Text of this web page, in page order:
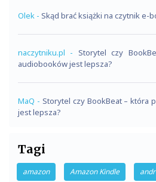
Olek - Skąd brać książki na czytnik e-
naczytniku.pl - Storytel czy
audiobooków jest lepsza?
MaQ - Storytel czy BookBeat – która
jest lepsza?
Tagi
amazon Amazon Kindle